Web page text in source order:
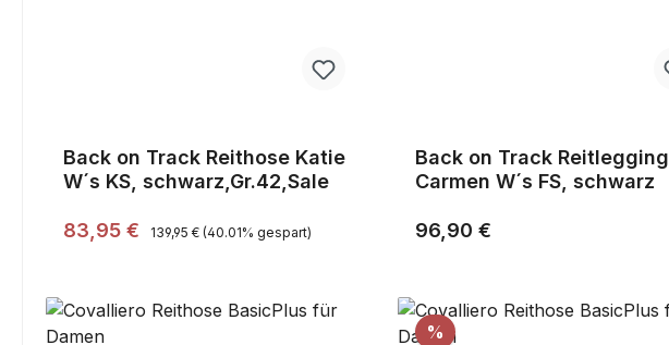
Back on Track Reithose Katie
W´s KS, schwarz,Gr.42,Sale
Verkaufspreis:
83,95 € Regulärer Preis:
139,95 € (40.01% gespart)
Back on Track Reitlegging
Carmen W´s FS, schwarz
Regulärer Preis:
96,90 €
% Rabatt